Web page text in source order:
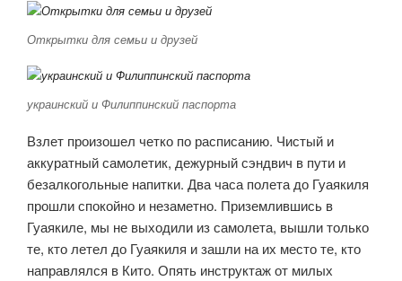
Открытки для семьи и друзей
украинский и Филиппинский паспорта
Взлет произошел четко по расписанию. Чистый и
аккуратный самолетик, дежурный сэндвич в пути и
безалкогольные напитки. Два часа полета до Гуаякиля
прошли спокойно и незаметно. Приземлившись в
Гуаякиле, мы не выходили из самолета, вышли только
те, кто летел до Гуаякиля и зашли на их место те, кто
направлялся в Кито. Опять инструктаж от милых